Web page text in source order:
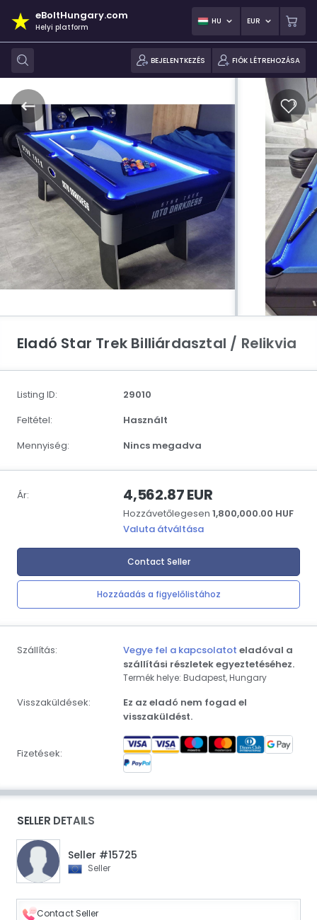
eBoltHungary.com
Helyi platform
HU EUR
BEJELENTKEZÉS FIÓK LÉTREHOZÁSA
Eladó Star Trek Billiárdasztal / Relikvia
Listing ID:
29010
Feltétel:
Használt
Mennyiség:
Nincs megadva
Ár: 4,562.87 EUR
Hozzávetőlegesen 1,800,000.00 HUF
Valuta átváltása
Contact Seller
Hozzáadás a figyelőlistához
Szállítás: Vegye fel a kapcsolatot eladóval a
szállítási részletek egyeztetéséhez.
Termék helye: Budapest, Hungary
Visszaküldések:
Ez az eladó nem fogad el
visszaküldést.
Fizetések:
SELLER DETAILS
Seller #15725
Seller
Contact Seller